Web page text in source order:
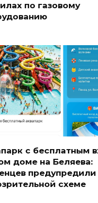
по газовому
с бесплатным
доме на Беляева:
предупредили
схеме